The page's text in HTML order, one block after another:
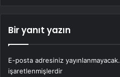
Bir yanıt yazın
E-posta adresiniz yayınlanmayacak.
işaretlenmişlerdir